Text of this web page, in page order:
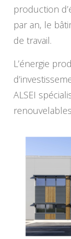
production
par an, le
de travail.
L’énergie
ALSEI